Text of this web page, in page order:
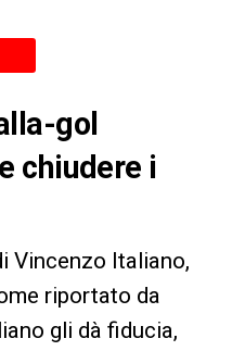
gol
chiudere i
Vincenzo Italiano,
riportato da
gli dà fiducia,